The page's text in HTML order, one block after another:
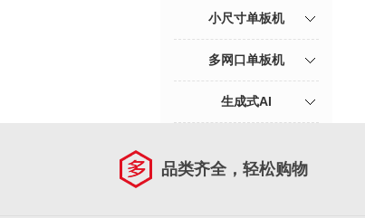
小尺寸单板机
多网口单板机
生成式AI
品类齐全，轻松购物